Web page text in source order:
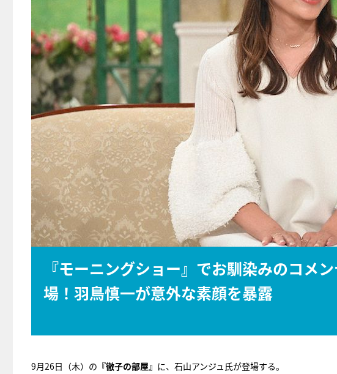
『モーニングショー』でお馴染みのコメ
場！羽鳥慎一が意外な素顔を暴露
9月26日（木）の 『徹子の部屋』 に、石山アンジュ氏が登場する。